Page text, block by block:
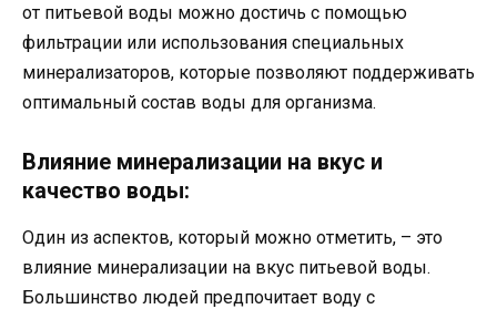
от питьевой воды можно достичь с помощью
фильтрации или использования специальных
минерализаторов, которые позволяют поддерживать
оптимальный состав воды для организма.
Влияние минерализации на вкус и
качество воды:
Один из аспектов, который можно отметить, – это
влияние минерализации на вкус питьевой воды.
Большинство людей предпочитает воду с